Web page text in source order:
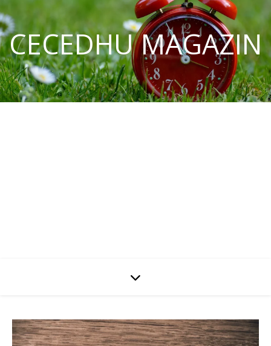
CECEDHU MAGAZIN